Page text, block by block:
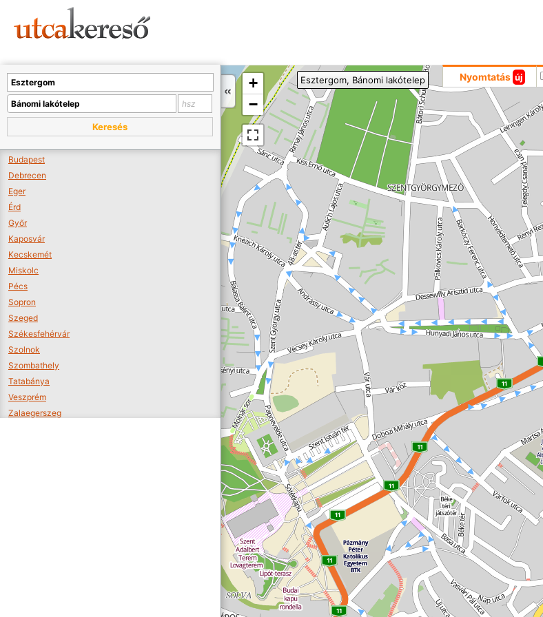
+
−
Nyomtatás új
Esztergom, Bánomi lakótelep
Keresés
Budapest
Debrecen
Eger
Érd
Győr
Kaposvár
Kecskemét
Miskolc
Pécs
Sopron
Szeged
Székesfehérvár
Szolnok
Szombathely
Tatabánya
Veszprém
Zalaegerszeg
A térképet kicsinyíteni kell, hogy látszódjanak a boltok.
Boltok látszódjanak >>